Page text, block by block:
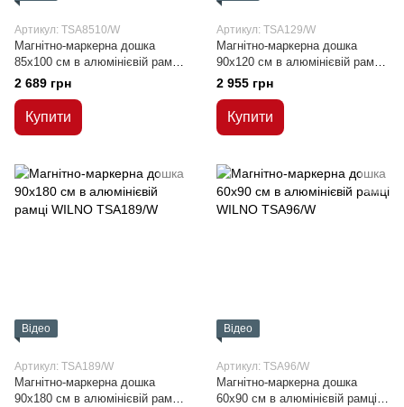
Артикул: TSA8510/W
Магнітно-маркерна дошка
85x100 см в алюмінієвій рамці
WILNO
2 689 грн
Купити
Артикул: TSA129/W
Магнітно-маркерна дошка
90x120 см в алюмінієвій рамці
WILNO
2 955 грн
Купити
Відео
Артикул: TSA189/W
Магнітно-маркерна дошка
90x180 см в алюмінієвій рамці
Відео
Артикул: TSA96/W
Магнітно-маркерна дошка
60x90 см в алюмінієвій рамці